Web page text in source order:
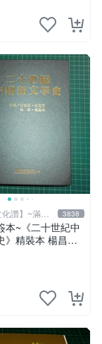
讚】~滿千 3838
本~《二十世紀中
》精裝本 楊昌年